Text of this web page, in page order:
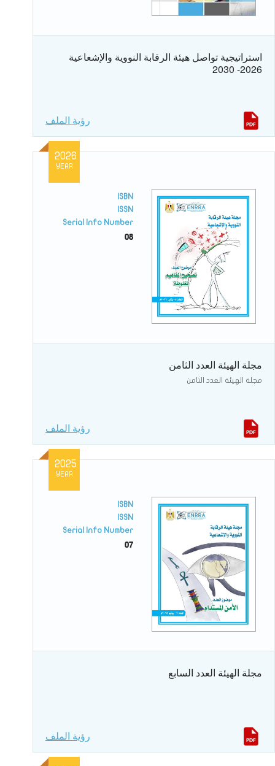
استراتيجية تواصل هيئة الرقابة النووية والإشعاعية
2026- 2030
رؤية الملف
2026
YEAR
ISBN
ISSN
Serial Info Number
08
مجلة الهيئة العدد الثامن
مجلة الهيئة العدد الثامن
رؤية الملف
2025
YEAR
ISBN
ISSN
Serial Info Number
07
مجلة الهيئة العدد السابع
رؤية الملف